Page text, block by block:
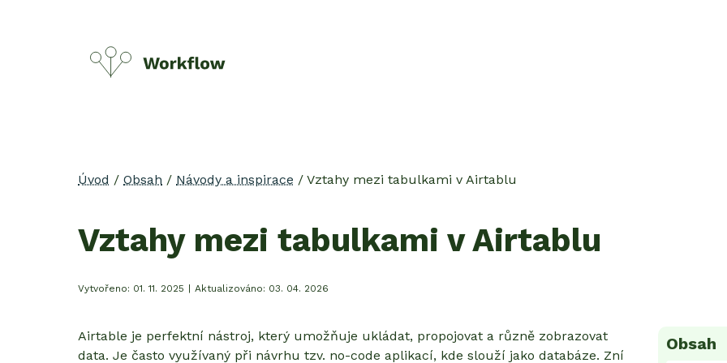
Úvod / Obsah / Návody a inspirace / Vztahy mezi tabulkami v Airtablu
Vztahy mezi tabulkami v Airtablu
Vytvořeno: 01. 11. 2025 | Aktualizováno: 03. 04. 2026
Airtable je perfektní nástroj, který umožňuje ukládat, propojovat a různě zobrazovat
data. Je často využívaný při návrhu tzv. no-code aplikací, kde slouží jako databáze. Zní
Obsah